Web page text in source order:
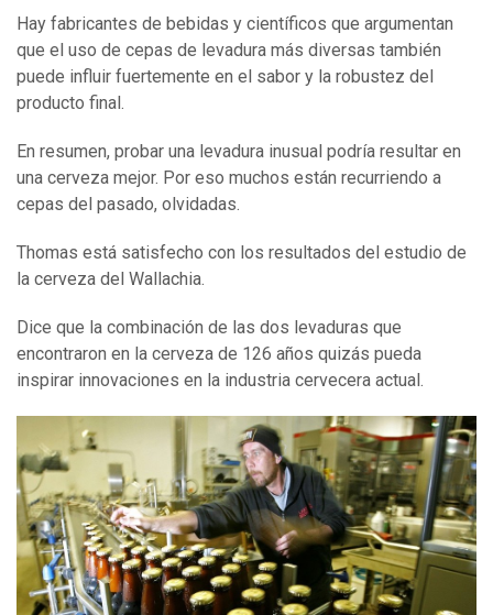
Hay fabricantes de bebidas y científicos que argumentan
que el uso de cepas de levadura más diversas también
puede influir fuertemente en el sabor y la robustez del
producto final.
En resumen, probar una levadura inusual podría resultar en
una cerveza mejor. Por eso muchos están recurriendo a
cepas del pasado, olvidadas.
Thomas está satisfecho con los resultados del estudio de
la cerveza del Wallachia.
Dice que la combinación de las dos levaduras que
encontraron en la cerveza de 126 años quizás pueda
inspirar innovaciones en la industria cervecera actual.